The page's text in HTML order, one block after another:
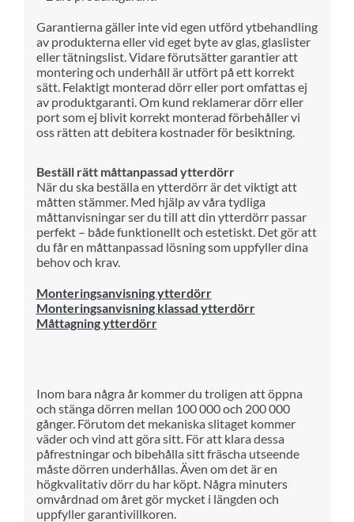
Garantierna gäller inte vid egen utförd ytbehandling
av produkterna eller vid eget byte av glas, glaslister
eller tätningslist. Vidare förutsätter garantier att
montering och underhåll är utfört på ett korrekt
sätt. Felaktigt monterad dörr eller port omfattas ej
av produktgaranti. Om kund reklamerar dörr eller
port som ej blivit korrekt monterad förbehåller vi
oss rätten att debitera kostnader för besiktning.
Beställ rätt måttanpassad ytterdörr
När du ska beställa en ytterdörr är det viktigt att
måtten stämmer. Med hjälp av våra tydliga
måttanvisningar ser du till att din ytterdörr passar
perfekt – både funktionellt och estetiskt. Det gör att
du får en måttanpassad lösning som uppfyller dina
behov och krav.
Monteringsanvisning ytterdörr
Monteringsanvisning klassad ytterdörr
Måttagning ytterdörr
Inom bara några år kommer du troligen att öppna
och stänga dörren mellan 100 000 och 200 000
gånger. Förutom det mekaniska slitaget kommer
väder och vind att göra sitt. För att klara dessa
påfrestningar och bibehålla sitt fräscha utseende
måste dörren underhållas. Även om det är en
högkvalitativ dörr du har köpt. Några minuters
omvårdnad om året gör mycket i längden och
uppfyller garantivillkoren.